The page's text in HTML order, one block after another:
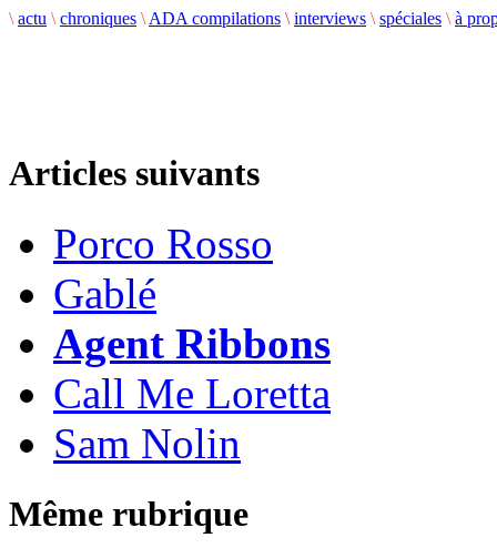
\ actu \ chroniques \ ADA compilations \ interviews \ spéciales \ à
Articles suivants
Porco Rosso
Gablé
Agent Ribbons
Call Me Loretta
Sam Nolin
Même rubrique